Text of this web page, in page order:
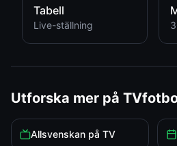
Tabell
Live-ställning
Utforska mer på
Allsvenskan på TV